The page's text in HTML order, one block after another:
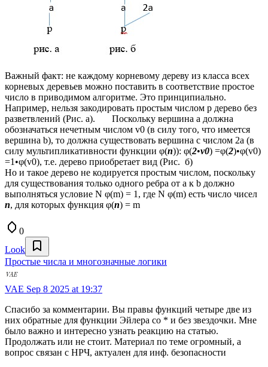
Важный факт: не каждому корневому дереву из класса всех
корневых деревьев можно поставить в соответствие простое
число в приводимом алгоритме. Это принципиально.
Например, нельзя закодировать простым числом р дерево без
разветвлений (Рис. а). Поскольку вершина а должна
обозначаться нечетным числом v0 (в силу того, что имеется
вершина b), то должна существовать вершина с числом 2а (в
силу мультипликативности функции φ(n)): φ(2•v0) =φ(2)•φ(v0)
=1•φ(v0), т.е. дерево приобретает вид (Рис. б)
Но и такое дерево не кодируется простым числом, поскольку
для существования только одного ребра от а к b должно
выполняться условие N φ(m) = 1, где N φ(m) есть число чисел
n, для которых функция φ(n) = m
0
Look
Простые числа и многозначные логики
VAE Sep 8 2025 at 19:37
Спасибо за комментарии. Вы правы функций четыре две из
них обратные для функции Эйлера со * и без звездочки. Мне
было важно и интересно узнать реакцию на статью.
Продолжать или не стоит. Материал по теме огромный, а
вопрос связан с НРЧ, актуален для инф. безопасности